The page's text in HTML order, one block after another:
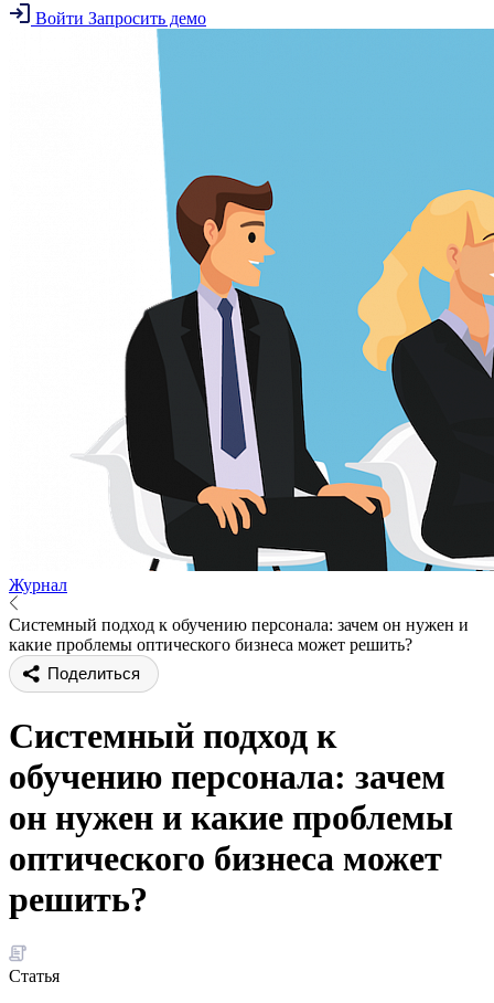
Войти Запросить демо
Журнал
Системный подход к обучению персонала: зачем он нужен и
какие проблемы оптического бизнеса может решить?
Поделиться
Системный подход к
обучению персонала: зачем
он нужен и какие проблемы
оптического бизнеса может
решить?
Статья